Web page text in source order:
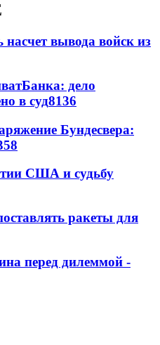
вывода войск из
дело
в суд8136
Бундесвера:
США и судьбу
ракеты для
перед дилеммой -